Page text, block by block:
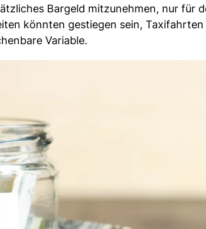
Bargeld mitzunehmen, nur für
könnten gestiegen sein,
Variable.